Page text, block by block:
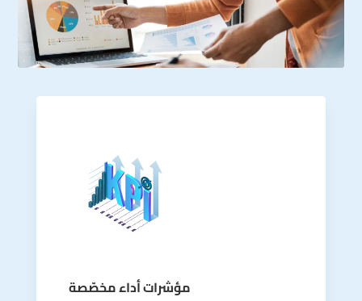
مؤشرات أداء مخصّصة